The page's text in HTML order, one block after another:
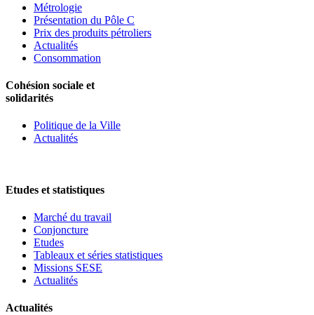
Métrologie
Présentation du Pôle C
Prix des produits pétroliers
Actualités
Consommation
Cohésion sociale et
solidarités
Politique de la Ville
Actualités
Etudes et statistiques
Marché du travail
Conjoncture
Etudes
Tableaux et séries statistiques
Missions SESE
Actualités
Actualités